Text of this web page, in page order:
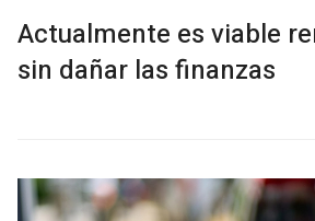
Actualmente es viable
sin dañar las finanzas